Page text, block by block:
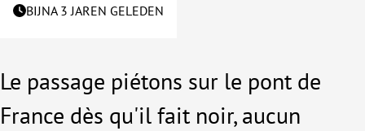
BIJNA 3 JAREN GELEDEN
Le passage piétons sur le pont de
France dès qu'il fait noir, aucun